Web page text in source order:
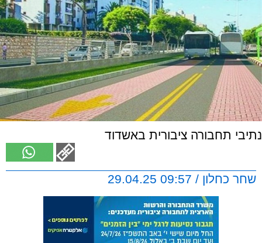
נתיבי תחבורה ציבורית באשדוד
שחר כחלון / 09:57 29.04.25